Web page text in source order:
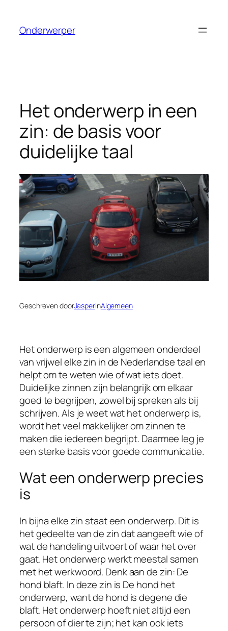
Onderwerper
Het onderwerp in een
zin: de basis voor
duidelijke taal
Geschreven doorJasperinAlgemeen
Het onderwerp is een algemeen onderdeel
van vrijwel elke zin in de Nederlandse taal en
helpt om te weten wie of wat iets doet.
Duidelijke zinnen zijn belangrijk om elkaar
goed te begrijpen, zowel bij spreken als bij
schrijven. Als je weet wat het onderwerp is,
wordt het veel makkelijker om zinnen te
maken die iedereen begrijpt. Daarmee leg je
een sterke basis voor goede communicatie.
Wat een onderwerp precies
is
In bijna elke zin staat een onderwerp. Dit is
het gedeelte van de zin dat aangeeft wie of
wat de handeling uitvoert of waar het over
gaat. Het onderwerp werkt meestal samen
met het werkwoord. Denk aan de zin: De
hond blaft. In deze zin is De hond het
onderwerp, want de hond is degene die
blaft. Het onderwerp hoeft niet altijd een
persoon of dier te zijn; het kan ook iets